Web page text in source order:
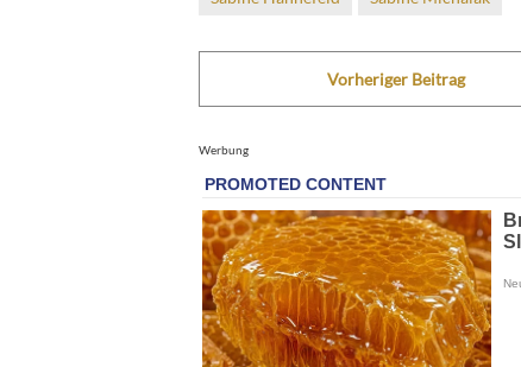
Vorheriger Beitrag
Werbung